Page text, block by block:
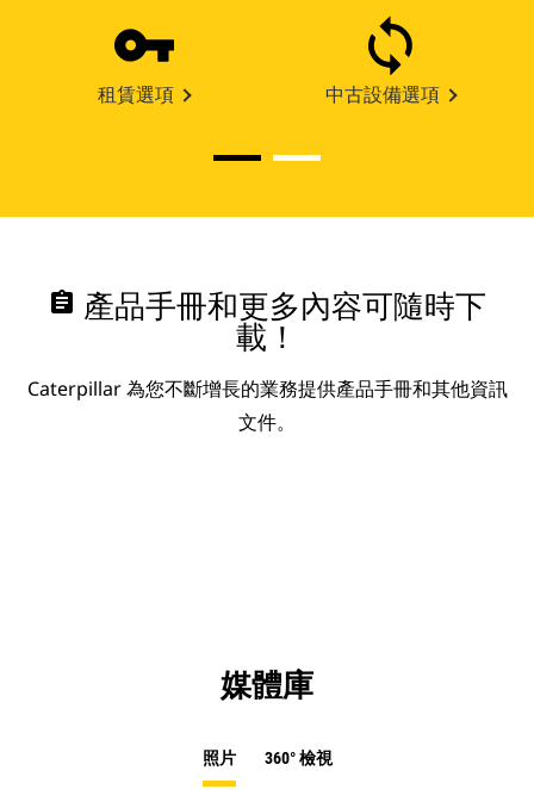
租賃選項 中古設備選項
assignment 產品手冊和更多內容可隨時下
載！
Caterpillar 為您不斷增長的業務提供產品手冊和其他資訊
文件。
媒體庫
照片 360° 檢視